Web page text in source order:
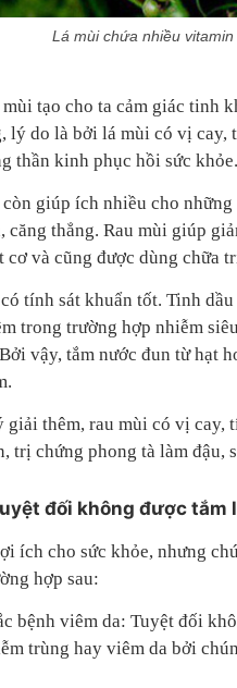
Lá mùi chứa nhiều
tạo cho ta cảm giác tinh
lý do là bởi lá mùi có vị cay,
thần kinh phục hồi sức khỏe.
giúp ích nhiều cho
căng thẳng. Rau mùi giúp
cơ và cũng được dùng chữa
tính sát khuẩn tốt. Tinh
trong trường hợp nhiễm
vậy, tắm nước đun từ hạt
thêm, rau mùi có vị cay,
trị chứng phong tà làm đậu,
đối không được tắm
ích cho sức khỏe, nhưng
hợp sau:
bệnh viêm da: Tuyệt đối
trùng hay viêm da bởi